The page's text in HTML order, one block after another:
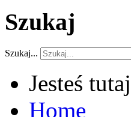
Szukaj
Szukaj...
Jesteś
Home